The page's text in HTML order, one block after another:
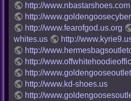
http://www.nbastarshoes.com
http://
http://www.fearofgod.us.org
whites.us
http://
http://
http://
http://
http://www.kd-shoes.us
http://